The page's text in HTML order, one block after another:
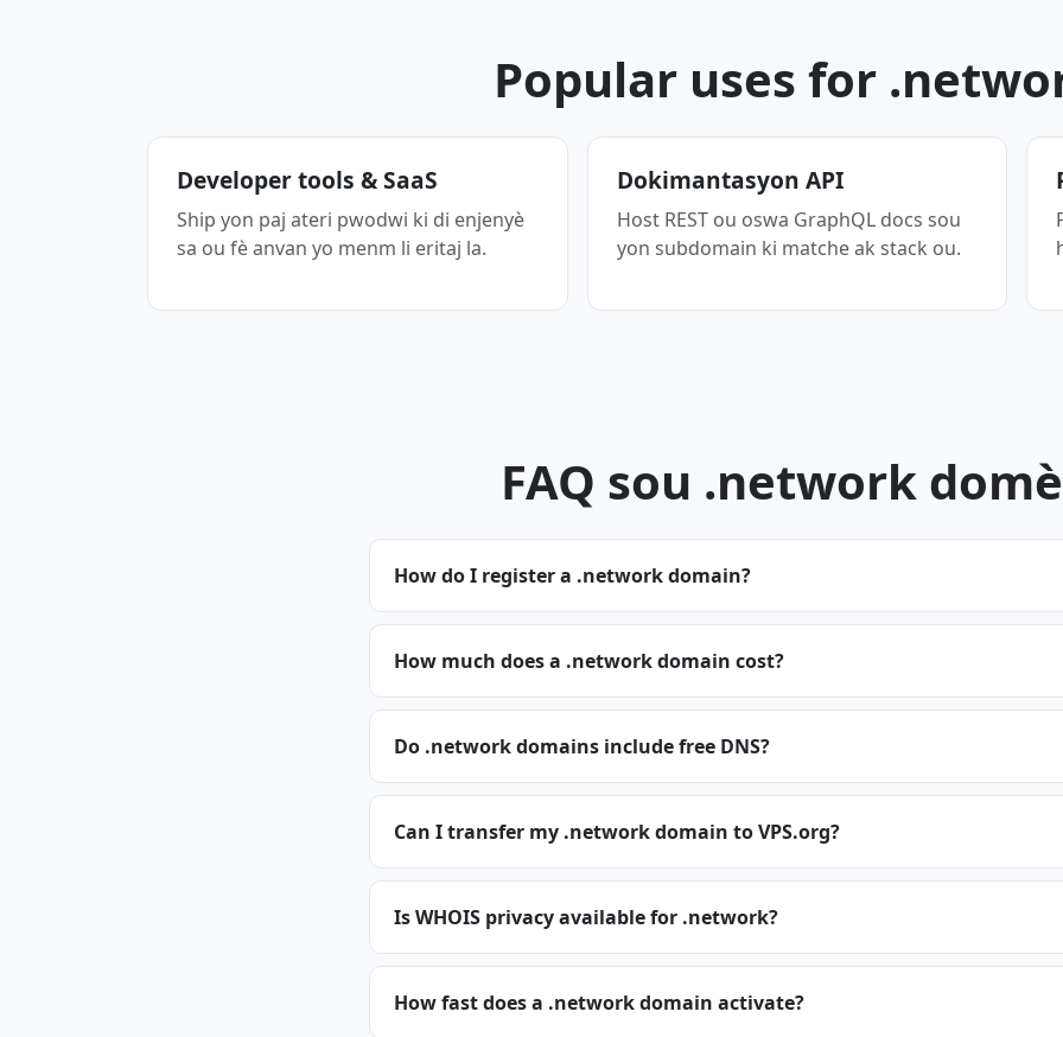
Popular uses for
Developer tools & SaaS
Ship yon paj ateri pwodwi ki di enjenyè
sa ou fè anvan yo menm li eritaj la.
Dokimantasyon API
Host REST ou oswa GraphQL docs sou
yon subdomain ki matche ak stack ou.
FAQ sou .network
How do I register a .network domain?
How much does a .network domain cost?
Do .network domains include free DNS?
Can I transfer my .network domain to VPS.org?
Is WHOIS privacy available for .network?
How fast does a .network domain activate?